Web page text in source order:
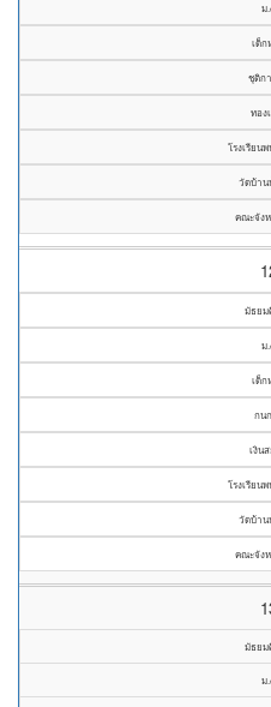
ม
เด็ก
ชุติก
ทอง
โรงเรียน
วัดบ้าน
คณะจัง
มัธยม
ม
เด็ก
กน
เงิน
โรงเรียน
วัดบ้าน
คณะจัง
มัธยม
ม